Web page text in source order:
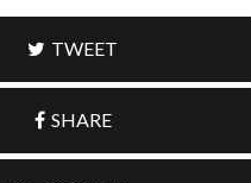
TWEET
SHARE